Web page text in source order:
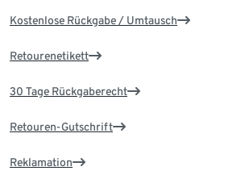
Kostenlose Rückgabe / Umtausch
Retourenetikett
30 Tage Rückgaberecht
Retouren-Gutschrift
Reklamation